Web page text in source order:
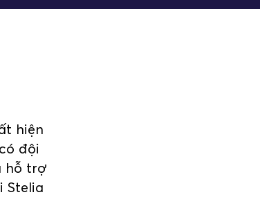
hiện
đội
hỗ trợ
Stelia